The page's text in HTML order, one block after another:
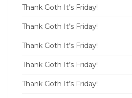
Thank Goth It’s Friday!
Thank Goth It’s Friday!
Thank Goth It’s Friday!
Thank Goth It’s Friday!
Thank Goth It’s Friday!